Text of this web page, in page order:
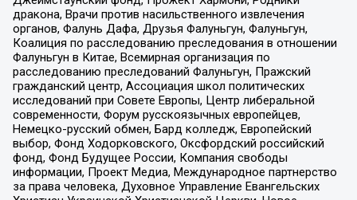
дракона, Врачи против насильственного извлечения
органов, Фалунь Дафа, Друзья Фалуньгун, Фалуньгун,
Коалиция по расследованию преследования в отношении
Фалуньгун в Китае, Всемирная организация по
расследованию преследований Фалуньгун, Пражский
гражданский центр, Ассоциация школ политических
исследований при Совете Европы, Центр либеральной
современности, Форум русскоязычных европейцев,
Немецко-русский обмен, Бард колледж, Европейский
выбор, Фонд Ходорковского, Оксфордский российский
фонд, Фонд Будущее России, Компания свободы
информации, Проект Медиа, Международное партнерство
за права человека, Духовное Управление Евангельских